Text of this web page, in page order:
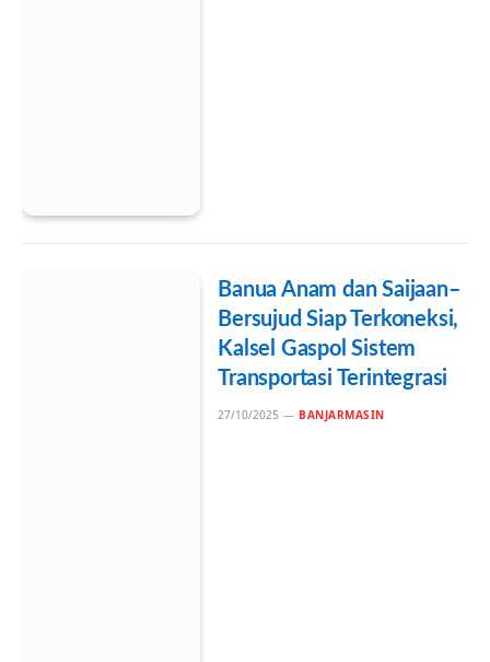
Banua Anam dan Saijaan–
Bersujud Siap Terkoneksi,
Kalsel Gaspol Sistem
Transportasi Terintegrasi
27/10/2025 BANJARMASIN